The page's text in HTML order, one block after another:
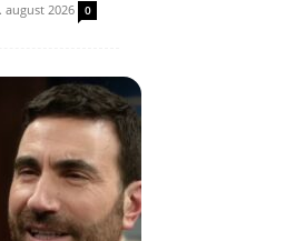
august 2026 0